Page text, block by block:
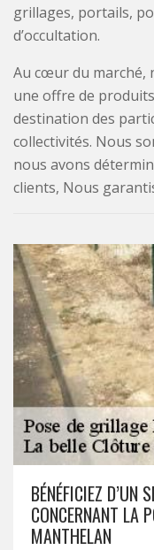
grillages, portails,
d’occultation.
Au cœur du marché,
une offre de
destination des
collectivités. Nous
nous avons
clients, Nous
BÉNÉFICIEZ D’UN
CONCERNANT LA
MANTHELAN